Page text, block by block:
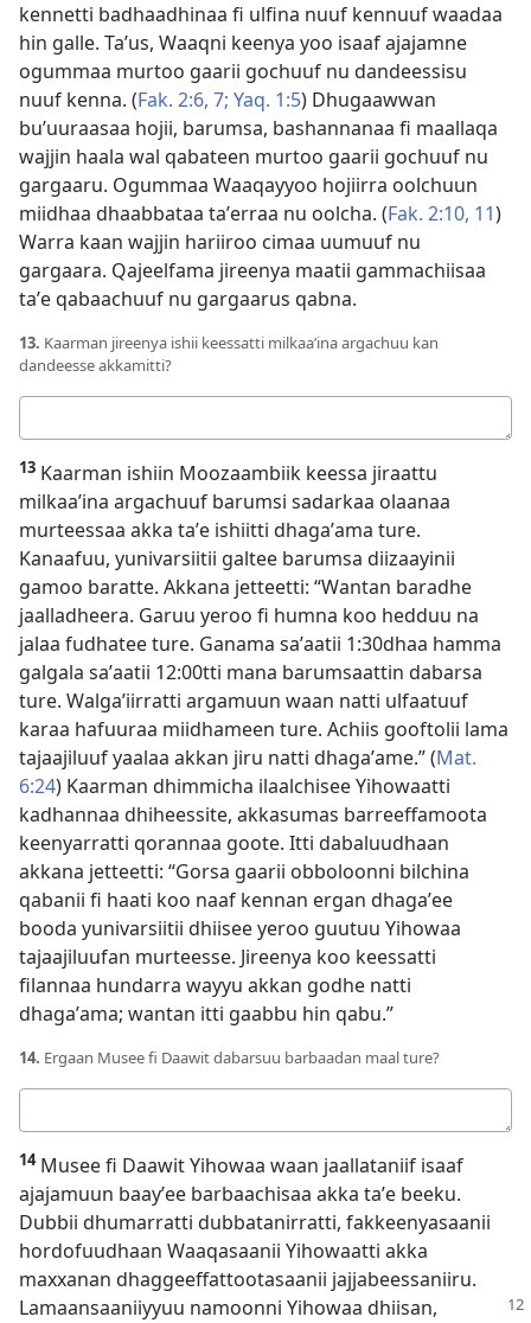
kennetti badhaadhinaa fi ulfina nuuf kennuuf waadaa
hin galle. Taʼus, Waaqni keenya yoo isaaf ajajamne
ogummaa murtoo gaarii gochuuf nu dandeessisu
nuuf kenna. (Fak. 2:6, 7; Yaq. 1:5) Dhugaawwan
buʼuuraasaa hojii, barumsa, bashannanaa fi maallaqa
wajjin haala wal qabateen murtoo gaarii gochuuf nu
gargaaru. Ogummaa Waaqayyoo hojiirra oolchuun
miidhaa dhaabbataa taʼerraa nu oolcha. (Fak. 2:10, 11)
Warra kaan wajjin hariiroo cimaa uumuuf nu
gargaara. Qajeelfama jireenya maatii gammachiisaa
taʼe qabaachuuf nu gargaarus qabna.
13. Kaarman jireenya ishii keessatti milkaaʼina argachuu kan
dandeesse akkamitti?
kee
13 Kaarman ishiin Moozaambiik keessa jiraattu
milkaaʼina argachuuf barumsi sadarkaa olaanaa
murteessaa akka taʼe ishiitti dhagaʼama ture.
Kanaafuu, yunivarsiitii galtee barumsa diizaayinii
gamoo baratte. Akkana jetteetti: “Wantan baradhe
jaalladheera. Garuu yeroo fi humna koo hedduu na
jalaa fudhatee ture. Ganama saʼaatii 1:30dhaa hamma
galgala saʼaatii 12:00tti mana barumsaattin dabarsa
ture. Walgaʼiirratti argamuun waan natti ulfaatuuf
karaa hafuuraa miidhameen ture. Achiis gooftolii lama
tajaajiluuf yaalaa akkan jiru natti dhagaʼame.” (Mat.
6:24) Kaarman dhimmicha ilaalchisee Yihowaatti
kadhannaa dhiheessite, akkasumas barreeffamoota
keenyarratti qorannaa goote. Itti dabaluudhaan
akkana jetteetti: “Gorsa gaarii obboloonni bilchina
qabanii fi haati koo naaf kennan ergan dhagaʼee
booda yunivarsiitii dhiisee yeroo guutuu Yihowaa
tajaajiluufan murteesse. Jireenya koo keessatti
filannaa hundarra wayyu akkan godhe natti
dhagaʼama; wantan itti gaabbu hin qabu.”
14. Ergaan Musee fi Daawit dabarsuu barbaadan maal ture?
kee
14Musee fi Daawit Yihowaa waan jaallataniif isaaf
ajajamuun baayʼee barbaachisaa akka taʼe beeku.
Dubbii dhumarratti dubbatanirratti, fakkeenyasaanii
hordofuudhaan Waaqasaanii Yihowaatti akka
maxxanan dhaggeeffattootasaanii jajjabeessaniiru.
Lamaansaaniiyyuu namoonni Yihowaa dhiisan,